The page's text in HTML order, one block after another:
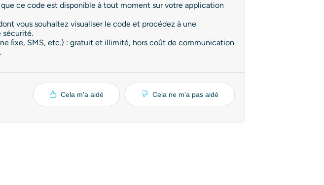
ce code est disponible à tout moment sur votre application
vous souhaitez visualiser le code et procédez à une
sécurité.
ﬁxe, SMS, etc.) : gratuit et illimité, hors coût de communication
Cela m'a aidé Cela ne m'a pas aidé